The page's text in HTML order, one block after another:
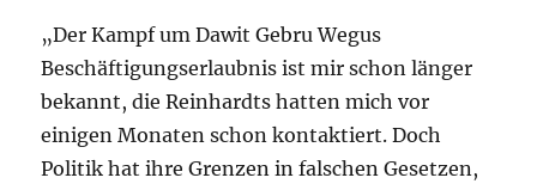
„Der Kampf um Dawit Gebru Wegus
Beschäftigungserlaubnis ist mir schon länger
bekannt, die Reinhardts hatten mich vor
einigen Monaten schon kontaktiert. Doch
Politik hat ihre Grenzen in falschen Gesetzen,